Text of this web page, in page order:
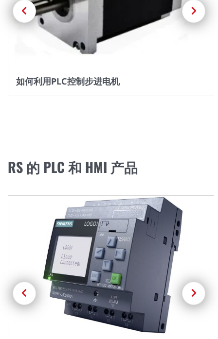
如何利用PLC控制步进电机
上
一
页
下
一
页
RS 的 PLC 和 HMI 产品
上
一
页
下
一
页